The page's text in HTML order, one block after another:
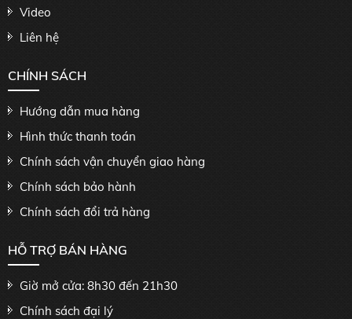
Video
Liên hệ
CHÍNH SÁCH
Hướng dẫn mua hàng
Hình thức thanh toán
Chính sách vận chuyển giao hàng
Chính sách bảo hành
Chính sách đổi trả hàng
HỖ TRỢ BÁN HÀNG
Giờ mở cửa: 8h30 đến 21h30
Chính sách đại lý